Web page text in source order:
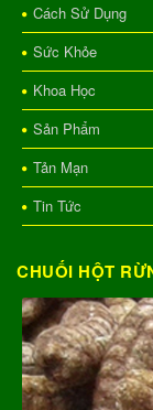
Cách Sử Dụng
Sức Khỏe
Khoa Học
Sản Phẩm
Tản Mạn
Tin Tức
CHUỐI HỘT